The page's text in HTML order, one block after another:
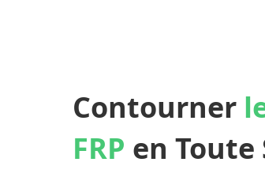
Contourner
FRP en